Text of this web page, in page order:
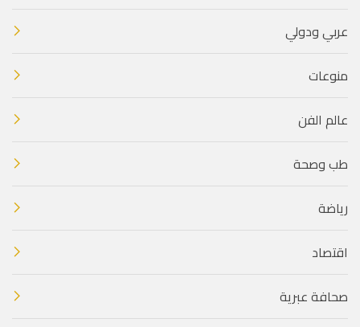
عربي ودولي
منوعات
عالم الفن
طب وصحة
رياضة
اقتصاد
صحافة عبرية